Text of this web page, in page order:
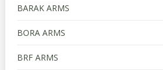
BARAK ARMS
BORA ARMS
BRF ARMS